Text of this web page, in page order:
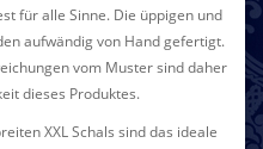
für alle Sinne. Die üppigen und
aufwändig von Hand gefertigt.
vom Muster sind daher
dieses Produktes.
XXL Schals sind das ideale